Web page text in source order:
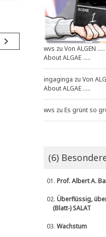
navigate_next
wvs zu Von ALGEN .....
About ALGAE .....
ingaginga zu Von
About ALGAE .....
wvs zu Es grünt so
(6)
01. Prof. Albert A.
02. Überflüssig,
(Blatt-) SALAT
03. Wachstum